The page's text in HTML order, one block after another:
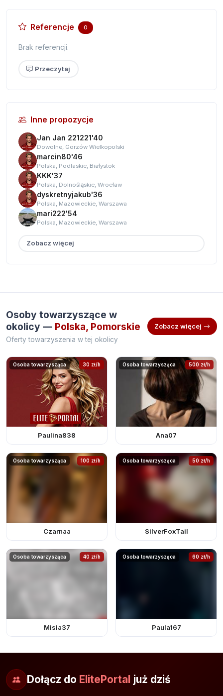
Referencje 0
Brak referencji.
Przeczytaj
Inne propozycje
Jan Jan 221221'40
Dowolne, Gorzów Wielkopolski
marcin80'46
Polska, Podlaskie, Białystok
KKK'37
Polska, Dolnośląskie, Wrocław
dyskretnyjakub'36
Polska, Mazowieckie, Warszawa
mari222'54
Polska, Mazowieckie, Warszawa
Zobacz więcej
Osoby towarzyszące w
okolicy — Polska, Pomorskie
Oferty towarzyszenia w tej okolicy
Zobacz więcej
Osoba towarzysząca 30 zł/h
Paulina838
Osoba towarzysząca 500 zł/h
Ana07
Osoba towarzysząca 100 zł/h
Czarnaa
Osoba towarzysząca 50 zł/h
SilverFoxTail
Osoba towarzysząca 40 zł/h
Misia37
Osoba towarzysząca 60 zł/h
Paula167
Dołącz do ElitePortal już dziś